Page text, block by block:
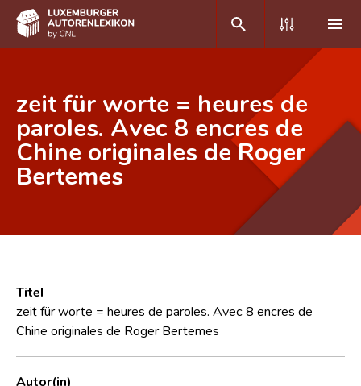
DE FR
Home
Autor(inn)en A-Z
Forschungsgruppe
zeit für worte = heures de
paroles. Avec 8 encres de
Chine originales de Roger
Bertemes
Titel
zeit für worte = heures de paroles. Avec 8 encres de
Chine originales de Roger Bertemes
Autor(in)